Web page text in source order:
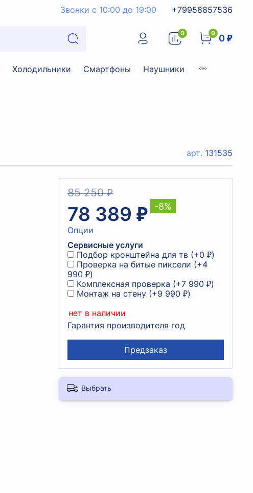
Звонки с 10:00 до 19:00 +79958857536
0 0 0 ₽
Холодильники Смартфоны Наушники
арт. 131535
85 250 ₽
78 389 ₽ -8%
Опции
Сервисные услуги
Подбор кронштейна для тв (+0 ₽)
Проверка на битые пиксели (+4
990 ₽)
Комплексная проверка (+7 990 ₽)
Монтаж на стену (+9 990 ₽)
нет в наличии
Гарантия производителя год
Предзаказ
Выбрать